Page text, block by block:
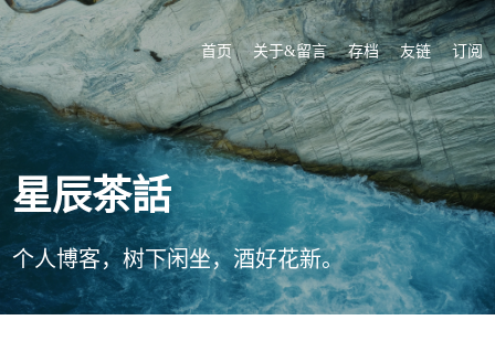
首页 关于&留言 存档 友链 订阅
星辰茶話
个人博客，树下闲坐，酒好花新。